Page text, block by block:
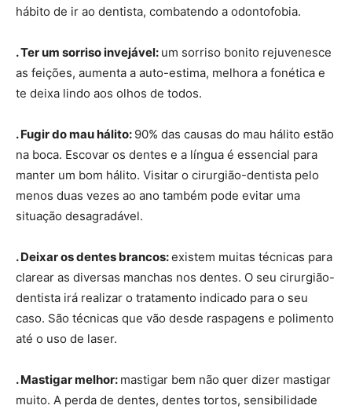
hábito de ir ao dentista, combatendo a odontofobia.
. Ter um sorriso invejável: um sorriso bonito rejuvenesce
as feições, aumenta a auto-estima, melhora a fonética e
te deixa lindo aos olhos de todos.
. Fugir do mau hálito: 90% das causas do mau hálito estão
na boca. Escovar os dentes e a língua é essencial para
manter um bom hálito. Visitar o cirurgião-dentista pelo
menos duas vezes ao ano também pode evitar uma
situação desagradável.
. Deixar os dentes brancos:existem muitas técnicas para
clarear as diversas manchas nos dentes. O seu cirurgião-
dentista irá realizar o tratamento indicado para o seu
caso. São técnicas que vão desde raspagens e polimento
até o uso de laser.
. Mastigar melhor: mastigar bem não quer dizer mastigar
muito. A perda de dentes, dentes tortos, sensibilidade